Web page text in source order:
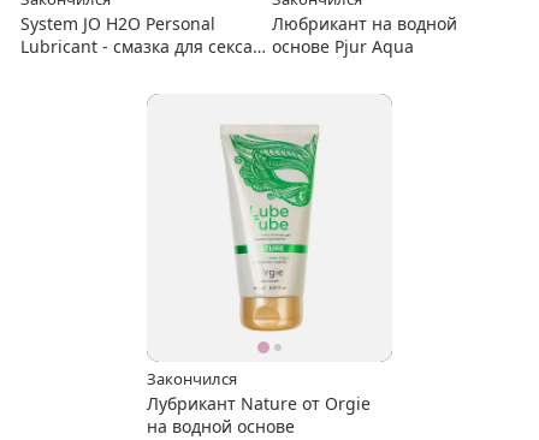
System JO H2O Personal
Lubricant - смазка для секса
Любрикант на водной
основе Pjur Aqua
Закончился
Лубрикант Nature от Orgie
на водной основе